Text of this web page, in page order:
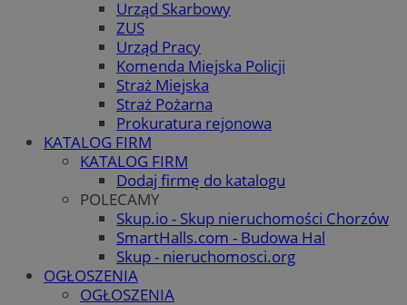
Urząd Skarbowy
ZUS
Urząd Pracy
Komenda Miejska Policji
Straż Miejska
Straż Pożarna
Prokuratura rejonowa
KATALOG FIRM
KATALOG FIRM
Dodaj firmę do katalogu
POLECAMY
Skup.io - Skup nieruchomości Chorzów
SmartHalls.com - Budowa Hal
Skup - nieruchomosci.org
OGŁOSZENIA
OGŁOSZENIA